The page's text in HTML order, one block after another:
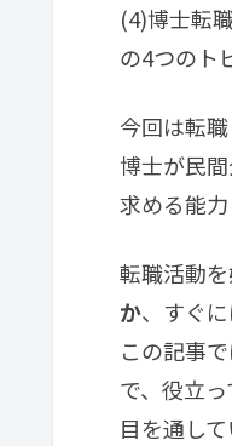
(4)博士転
の4つのト
今回は転
博士が民
求める能
転職活動を
か、すぐ
この記事
で、役立っ
目を通し